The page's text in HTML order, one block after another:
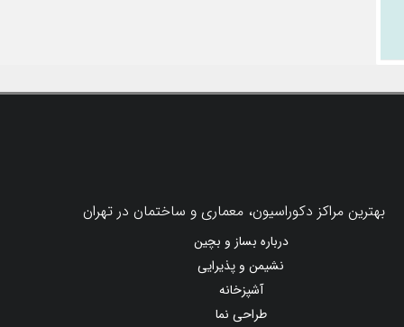
بهترین مراکز دکوراسیون، معماری و ساختمان در تهران
درباره بساز و بچین
نشیمن و پذیرایی
آشپزخانه
طراحی نما